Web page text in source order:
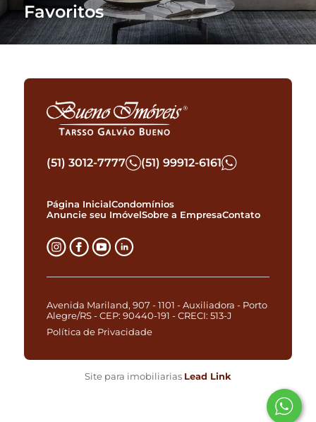
Favoritos
(51) 3012-7777 (51) 99912-6161
Página InicialCondomínios
Anuncie seu ImóvelSobre a EmpresaContato
Avenida Mariland, 907 - 1101 - Auxiliadora - Porto
Alegre/RS - CEP: 90440-191 - CRECI: 513-J
Política de Privacidade
Site para imobiliarias Lead Link